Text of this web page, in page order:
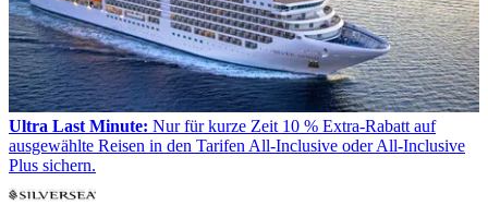
Ultra Last Minute: Nur für kurze Zeit 10 % Extra-Rabatt auf
ausgewählte Reisen in den Tarifen All-Inclusive oder All-Inclusive
Plus sichern.